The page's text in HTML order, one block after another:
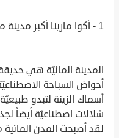
1 - أكوا مارينا أكبر مدينة مائية في إسطنبول Aqua Marine
المدينة المائيّة هي
أحواض السباحة
أسماك الزينة لتبدو
شلالات اصطناعيّة أيضاً
لقد أصبحت المدن